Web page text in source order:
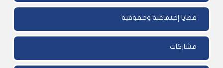
قضايا إجتماعية وحقوقية
مشاركات